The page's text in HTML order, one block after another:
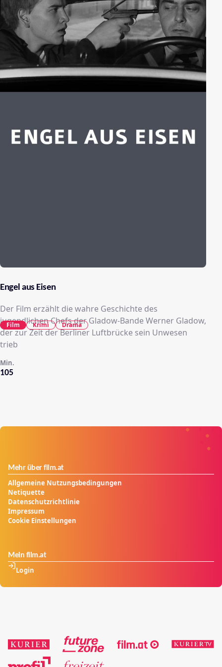
Engel aus Eisen
Der Film erzählt die wahre Geschichte des
jugendlichen Chefs der Gladow-Bande Werner Gladow,
der zur Zeit der Berliner Luftbrücke sein Unwesen
trieb
105
Min.
Film Krimi Drama
Mehr über film.at
Allgemeine Nutzungsbedingungen
Netiquette
Datenschutzrichtlinie
Impressum
Cookie Einstellungen
Mein film.at
Login